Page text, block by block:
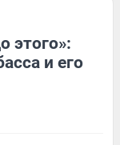
этого»:
и его